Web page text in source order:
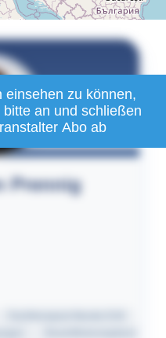
einsehen zu können,
an und schließen
Abo ab
Prennig